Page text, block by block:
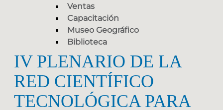
Ventas
Capacitación
Museo Geográfico
Biblioteca
IV PLENARIO DE LA
RED CIENTÍFICO
TECNOLÓGICA PARA